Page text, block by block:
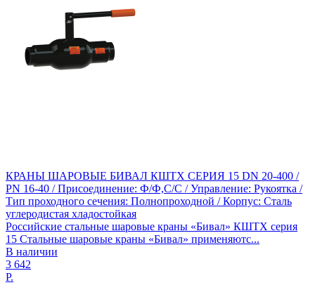
КРАНЫ ШАРОВЫЕ БИВАЛ КШТХ СЕРИЯ 15 DN 20-400 /
PN 16-40 / Присоединение: Ф/Ф,С/С / Управление: Рукоятка /
Тип проходного сечения: Полнопроходной / Корпус: Сталь
углеродистая хладостойкая
Российские стальные шаровые краны «Бивал» КШТХ серия
15 Стальные шаровые краны «Бивал» применяютс...
В наличии
3 642
Р.